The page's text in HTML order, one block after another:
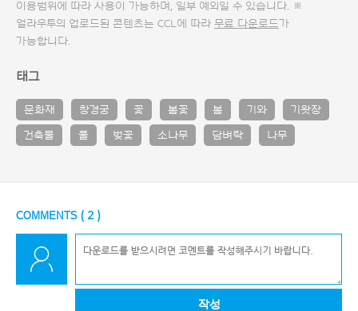
이용범위에 따라 사용이 가능하며, 일부 예외일 수 있습니다. ※
얼라우투의 업로드된 콘텐츠는 CCL에 따라 무료 다운로드 가
가능합니다.
태그
문화재 창경궁 꽃 봄꽃 봄 기와 기왓장
건축물 풀 벚꽃 소나무 담벼락 나무
COMMENTS ( 2 )
작성